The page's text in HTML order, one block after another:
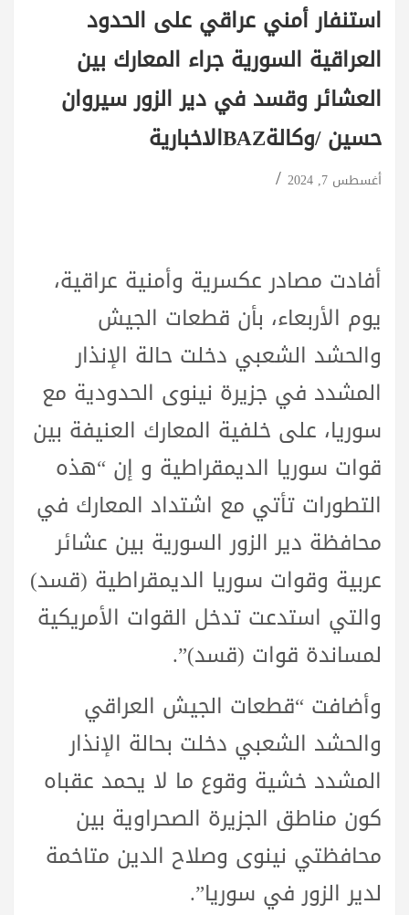
استنفار أمني عراقي على الحدود
العراقية السورية جراء المعارك بين
العشائر وقسد في دير الزور سيروان
حسين /وكالةBAZالاخبارية
أغسطس 7, 2024
أفادت مصادر عكسرية وأمنية عراقية،
يوم الأربعاء، بأن قطعات الجيش
والحشد الشعبي دخلت حالة الإنذار
المشدد في جزيرة نينوى الحدودية مع
سوريا، على خلفية المعارك العنيفة بين
قوات سوريا الديمقراطية و إن “هذه
التطورات تأتي مع اشتداد المعارك في
محافظة دير الزور السورية بين عشائر
عربية وقوات سوريا الديمقراطية (قسد)
والتي استدعت تدخل القوات الأمريكية
لمساندة قوات (قسد)”.
وأضافت “قطعات الجيش العراقي
والحشد الشعبي دخلت بحالة الإنذار
المشدد خشية وقوع ما لا يحمد عقباه
كون مناطق الجزيرة الصحراوية بين
محافظتي نينوى وصلاح الدين متاخمة
لدير الزور في سوريا”.